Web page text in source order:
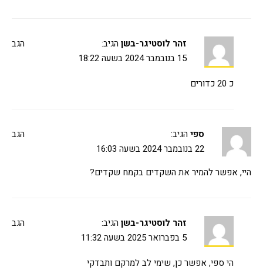
זהר לוסטיגר-בשן הגיב:
15 בנובמבר 2024 בשעה 18:22
כ 20 כדורים
הגב
ספי הגיב:
22 בנובמבר 2024 בשעה 16:03
היי, אפשר להמיר את השקדים בקמח שקדים?
הגב
זהר לוסטיגר-בשן הגיב:
5 בפברואר 2025 בשעה 11:32
הי ספי, אפשר כן, שימי לב למרקם ותבדקי
הגב